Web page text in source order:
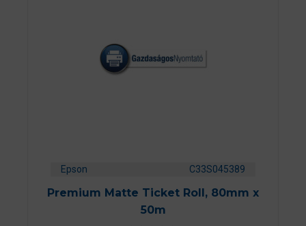
Epson C33S045389
Premium Matte Ticket Roll, 80mm x
50m